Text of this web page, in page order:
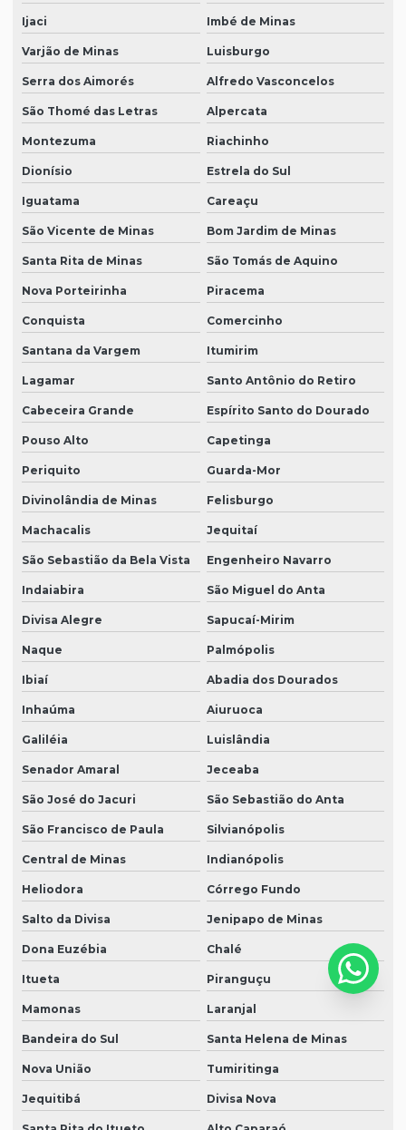
Ijaci Imbé de Minas
Varjão de Minas Luisburgo
Serra dos Aimorés Alfredo Vasconcelos
São Thomé das Letras Alpercata
Montezuma Riachinho
Dionísio Estrela do Sul
Iguatama Careaçu
São Vicente de Minas Bom Jardim de Minas
Santa Rita de Minas São Tomás de Aquino
Nova Porteirinha Piracema
Conquista Comercinho
Santana da Vargem Itumirim
Lagamar Santo Antônio do Retiro
Cabeceira Grande Espírito Santo do Dourado
Pouso Alto Capetinga
Periquito Guarda-Mor
Divinolândia de Minas Felisburgo
Machacalis Jequitaí
São Sebastião da Bela Vista Engenheiro Navarro
Indaiabira São Miguel do Anta
Divisa Alegre Sapucaí-Mirim
Naque Palmópolis
Ibiaí Abadia dos Dourados
Inhaúma Aiuruoca
Galiléia Luislândia
Senador Amaral Jeceaba
São José do Jacuri São Sebastião do Anta
São Francisco de Paula Silvianópolis
Central de Minas Indianópolis
Heliodora Córrego Fundo
Salto da Divisa Jenipapo de Minas
Dona Euzébia Chalé
Itueta Piranguçu
Mamonas Laranjal
Bandeira do Sul Santa Helena de Minas
Nova União Tumiritinga
Jequitibá Divisa Nova